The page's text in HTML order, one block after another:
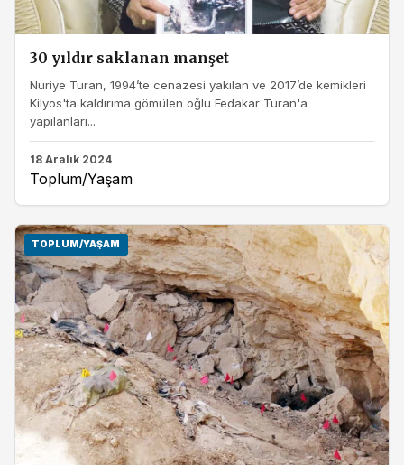
30 yıldır saklanan manşet
Nuriye Turan, 1994’te cenazesi yakılan ve 2017’de kemikleri
Kilyos'ta kaldırıma gömülen oğlu Fedakar Turan'a
yapılanları...
18 Aralık 2024
Toplum/Yaşam
TOPLUM/YAŞAM